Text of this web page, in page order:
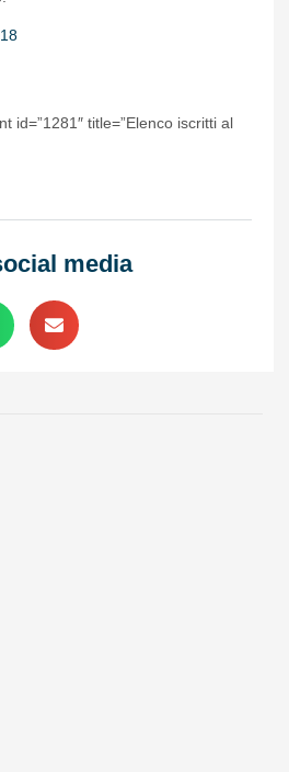
id=”1281″ title=”Elenco iscritti al
media